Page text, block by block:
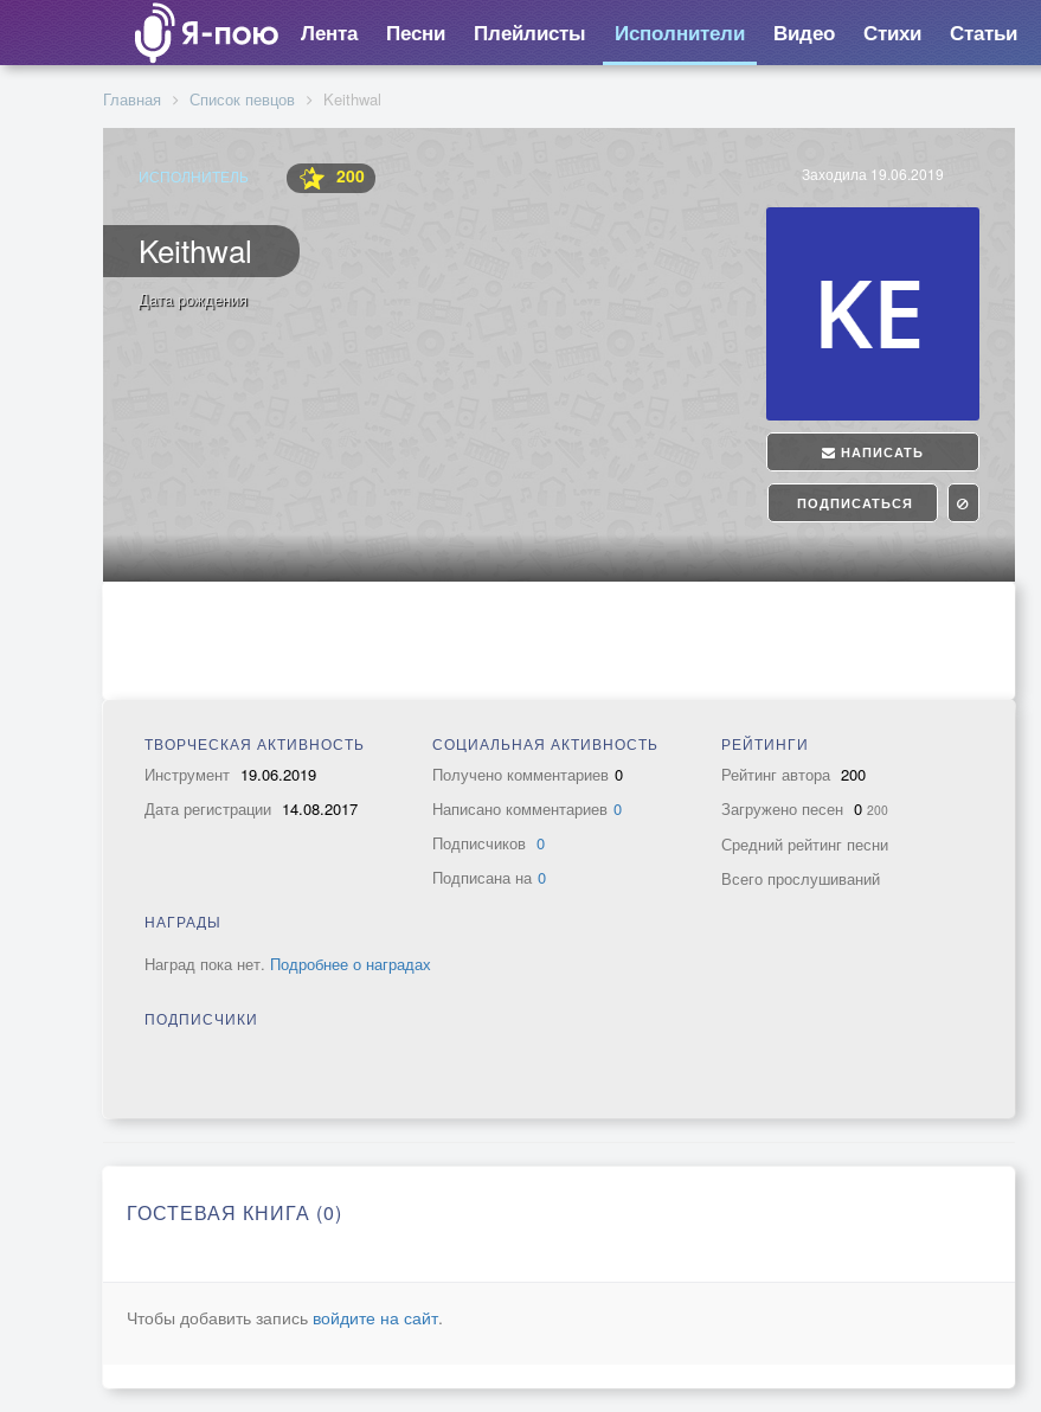
Лента Песни Плейлисты Исполнители Видео Стихи Статьи
Главная Список певцов Keithwal
ИСПОЛНИТЕЛЬ 200
Keithwal
Заходила 19.06.2019
НАПИСАТЬ
ПОДПИСАТЬСЯ
Дата рождения
ТВОРЧЕСКАЯ АКТИВНОСТЬ
Инструмент 19.06.2019
Дата регистрации 14.08.2017
СОЦИАЛЬНАЯ АКТИВНОСТЬ
Получено комментариев 0
Написано комментариев 0
Подписчиков 0
Подписана на 0
РЕЙТИНГИ
Рейтинг автора 200
Загружено песен 0 200
Средний рейтинг песни
Всего прослушиваний
НАГРАДЫ
Наград пока нет. Подробнее о наградах
ПОДПИСЧИКИ
ГОСТЕВАЯ КНИГА (0)
Чтобы добавить запись войдите на сайт.